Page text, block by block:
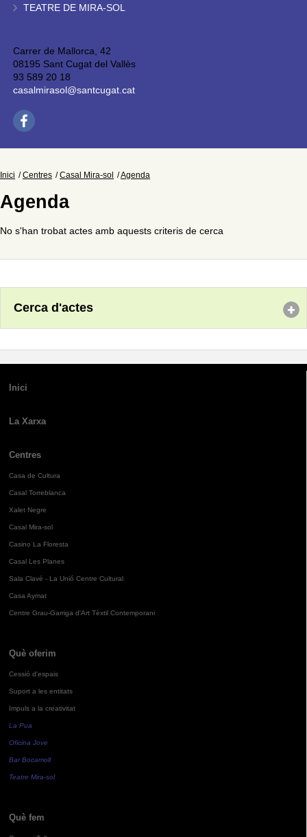
TEATRE DE MIRA-SOL
Carrer de Mallorca, 42
08195 Sant Cugat del Vallès
93 589 20 18
casalmirasol@santcugat.cat
Inici Centres Casal Mira-sol Agenda
Agenda
No s'han trobat actes amb aquests criteris de cerca
Cerca d'actes
Inici
La Xarxa
Centres
Casa de Cultura
Casal Torreblanca
Xalet Negre
Casal Mira-sol
Casino La Floresta
Casal Les Planes
Sala Clavé - La Unió Centre Cultural
Casa Aymat
Centre Grau-Garriga d'Art Tèxtil Contemporani
Què oferim
Cessió d'espais
Suport a les entitats
Impuls a la creativitat
La Pua
Oficina Jove
Bar Bocamoll
Teatre Mira-sol
Què fem